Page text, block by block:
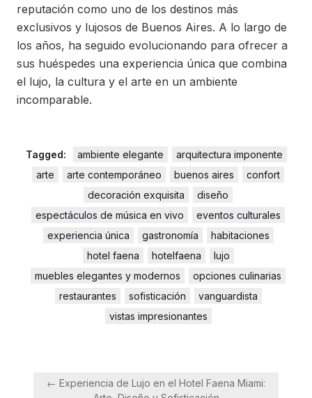
reputación como uno de los destinos más
exclusivos y lujosos de Buenos Aires. A lo largo de
los años, ha seguido evolucionando para ofrecer a
sus huéspedes una experiencia única que combina
el lujo, la cultura y el arte en un ambiente
incomparable.
Tagged: ambiente elegante
arquitectura imponente
arte
arte contemporáneo buenos aires
confort
decoración exquisita
diseño
espectáculos de música en vivo
eventos culturales
experiencia única
gastronomía
habitaciones
hotel faena
hotelfaena
lujo
muebles elegantes y modernos
opciones culinarias
restaurantes
sofisticación
vanguardista
vistas impresionantes
Navegación
← Experiencia de Lujo en el Hotel Faena Miami: